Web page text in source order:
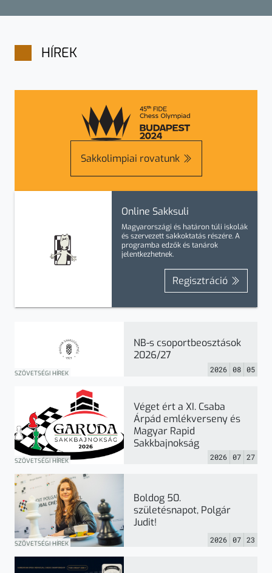
HÍREK
NB-s csoportbeosztások
2026/27
SZÖVETSÉGI HÍREK 2026 08 05
Véget ért a XI. Csaba
Árpád emlékverseny és
Magyar Rapid
Sakkbajnokság
SZÖVETSÉGI HÍREK 2026 07 27
Boldog 50.
születésnapot, Polgár
Judit!
SZÖVETSÉGI HÍREK 2026 07 23
Sakkolimpiai rovatunk
Online Sakksuli
Magyarországi és határon túli iskolák
és szervezett sakkoktatás részére. A
programba edzőkéstanárok
jelentkezhetnek.
Regisztráció